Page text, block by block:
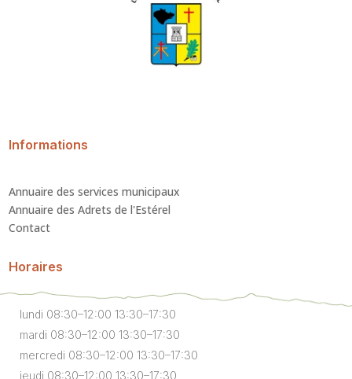
Informations
Annuaire des services municipaux
Annuaire des Adrets de l'Estérel
Contact
Horaires
lundi 08:30–12:00 13:30–17:30
mardi 08:30–12:00 13:30–17:30
mercredi 08:30–12:00 13:30–17:30
jeudi 08:30–12:00 13:30–17:30